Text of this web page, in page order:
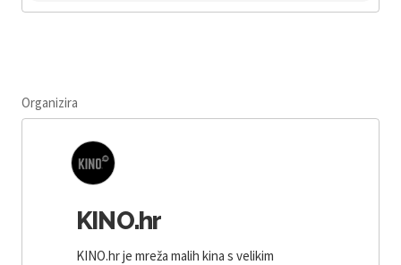
Organizira
KINO.hr
KINO.hr je mreža malih kina s velikim